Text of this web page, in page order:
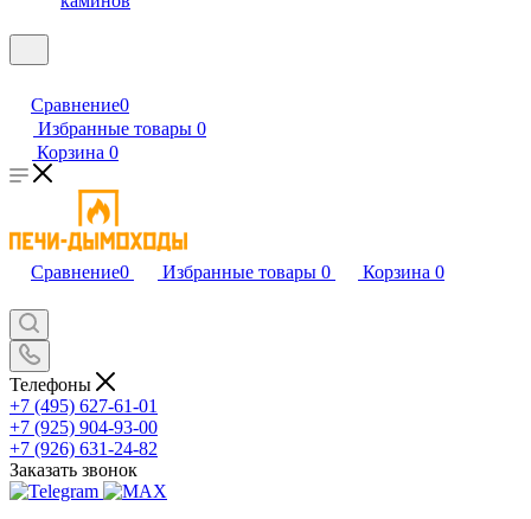
Сравнение0
Избранные товары 0
Корзина 0
Сравнение0 Избранные товары 0 Корзина 0
Телефоны
+7 (495) 627-61-01
+7 (925) 904-93-00
+7 (926) 631-24-82
Заказать звонок